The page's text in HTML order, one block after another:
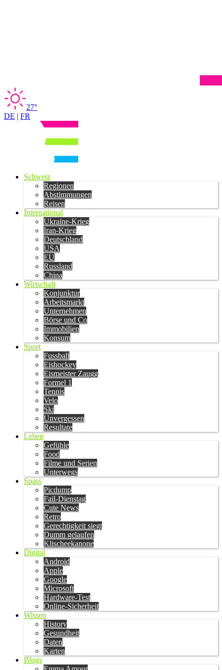
27°
DE | FR
Schweiz
Regionen
Abstimmungen
Reisen
International
Ukraine-Krieg
Iran-Krieg
Deutschland
USA
EU
Russland
China
Wirtschaft
Konjunktur
Arbeitsmarkt
Unternehmen
Börse und Co
Immobilien
Konsum
Sport
Fussball
Eishockey
Eismeister Zaugg
Formel 1
Tennis
Velo
Ski
Unvergessen
Resultate
Leben
Gefühle
Food
Filme und Serien
Unterwegs
Spass
Picdump
Fail-Dienstag
Cute News
Retro
Gerechtigkeit siegt
Dumm gelaufen
Klischeekanone
Digital
Android
Apple
Google
Microsoft
Hardware-Test
Online-Sicherheit
Wissen
History
Gesundheit
Daten
Karten
Blogs